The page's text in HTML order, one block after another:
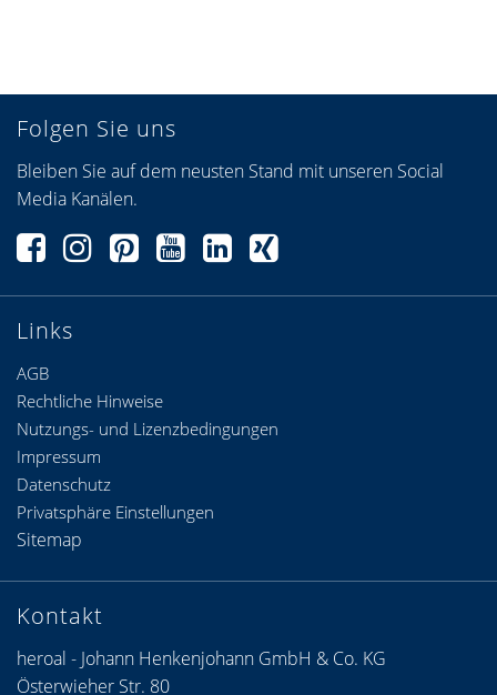
Links
AGB
Rechtliche Hinweise
Nutzungs- und Lizenzbedingungen
Folgen Sie uns
Bleiben Sie auf dem neusten Stand mit unseren Social
Media Kanälen.
Kontakt
heroal - Johann Henkenjohann GmbH & Co. KG
Österwieher Str. 80
Impressum
Datenschutz
Privatsphäre Einstellungen
Sitemap